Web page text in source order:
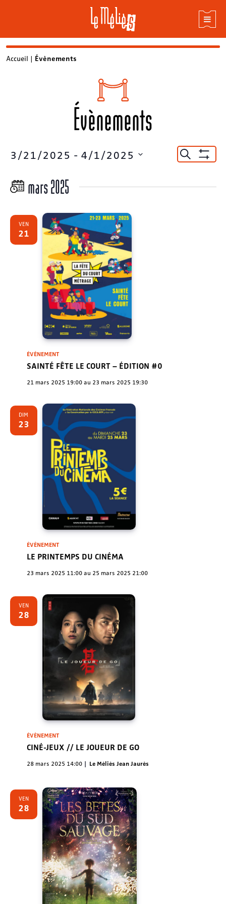
SkipAccueil | Évènements
Évènements
Recherche
Montrer
3/21/2025 - 4/1/2025
une
date. mars 2025
VEN
21
ÉVÈNEMENT
SAINTÉ FÊTE LE COURT – ÉDITION #0
21 mars 2025 19:00au 23 mars 2025 19:30
DIM
23
ÉVÈNEMENT
LE PRINTEMPS DU CINÉMA
23 mars 2025 11:00au 25 mars 2025 21:00
VEN
28
ÉVÈNEMENT
CINÉ-JEUX // LE JOUEUR DE GO
28 mars 2025 14:00 Le Méliès Jean Jaurès
VEN
28